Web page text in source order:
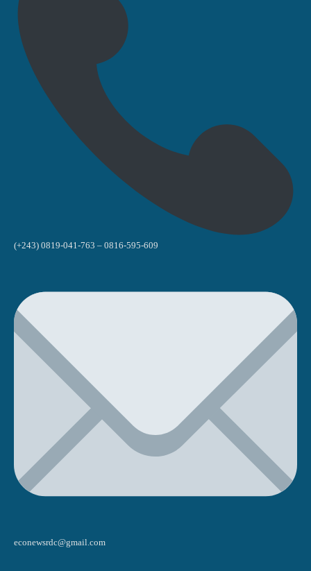
(+243) 0819-041-763 – 0816-595-609
econewsrdc@gmail.com